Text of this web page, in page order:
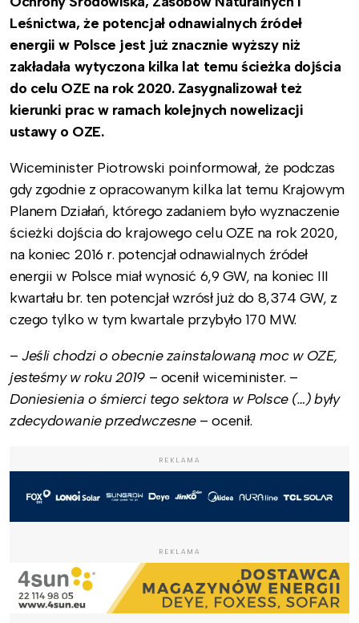
Leśnictwa, że potencjał odnawialnych źródeł
energii w Polsce jest już znacznie wyższy niż
zakładała wytyczona kilka lat temu ścieżka dojścia
do celu OZE na rok 2020. Zasygnalizował też
kierunki prac w ramach kolejnych nowelizacji
ustawy o OZE.
Wiceminister Piotrowski poinformował, że podczas
gdy zgodnie z opracowanym kilka lat temu Krajowym
Planem Działań, którego zadaniem było wyznaczenie
ścieżki dojścia do krajowego celu OZE na rok 2020,
na koniec 2016 r. potencjał odnawialnych źródeł
energii w Polsce miał wynosić 6,9 GW, na koniec III
kwartału br. ten potencjał wzrósł już do 8,374 GW, z
czego tylko w tym kwartale przybyło 170 MW.
–Jeśli chodzi o obecnie zainstalowaną moc w OZE,
jesteśmy w roku 2019 – ocenił wiceminister. –
Doniesienia o śmierci tego sektora w Polsce (…) były
zdecydowanie przedwczesne – ocenił.
REKLAMA
REKLAMA